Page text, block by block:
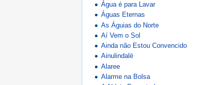
Água é para Lavar
Águas Eternas
As Águias do Norte
Aí Vem o Sol
Ainda não Estou Convencido
Ainulindalë
Alaree
Alarme na Bolsa